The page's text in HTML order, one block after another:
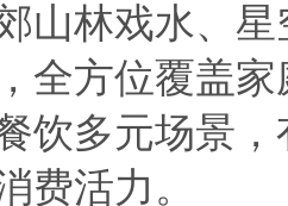
山林戏水、
全方位覆盖
饮多元场景
费活力。